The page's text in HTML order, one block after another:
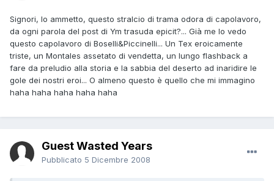
Signori, lo ammetto, questo stralcio di trama odora di capolavoro,
da ogni parola del post di Ym trasuda epicit?... Già me lo vedo
questo capolavoro di Boselli&Piccinelli... Un Tex eroicamente
triste, un Montales assetato di vendetta, un lungo flashback a
fare da preludio alla storia e la sabbia del deserto ad inaridire le
gole dei nostri eroi... O almeno questo è quello che mi immagino
haha haha haha haha haha
Guest Wasted Years
Pubblicato 5 Dicembre 2008